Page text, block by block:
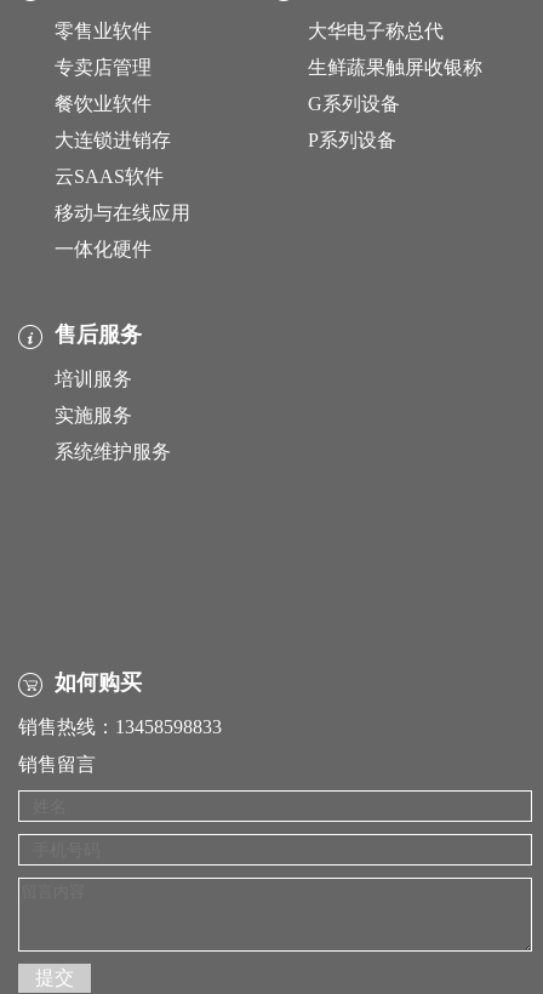
零售业软件
专卖店管理
餐饮业软件
大连锁进销存
云SAAS软件
移动与在线应用
一体化硬件
大华电子称总代
生鲜蔬果触屏收银称
G系列设备
P系列设备
售后服务
培训服务
实施服务
系统维护服务
如何购买
销售热线：13458598833
销售留言